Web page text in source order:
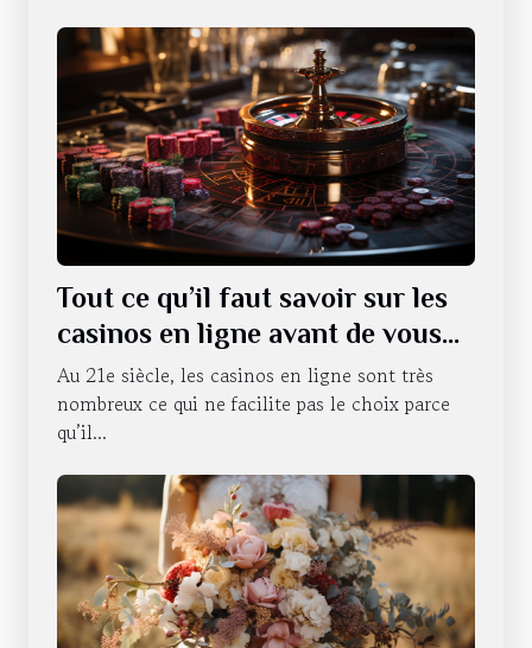
Tout ce qu’il faut savoir sur les
casinos en ligne avant de vous
lancer
Au 21e siècle, les casinos en ligne sont très
nombreux ce qui ne facilite pas le choix parce
qu’il...